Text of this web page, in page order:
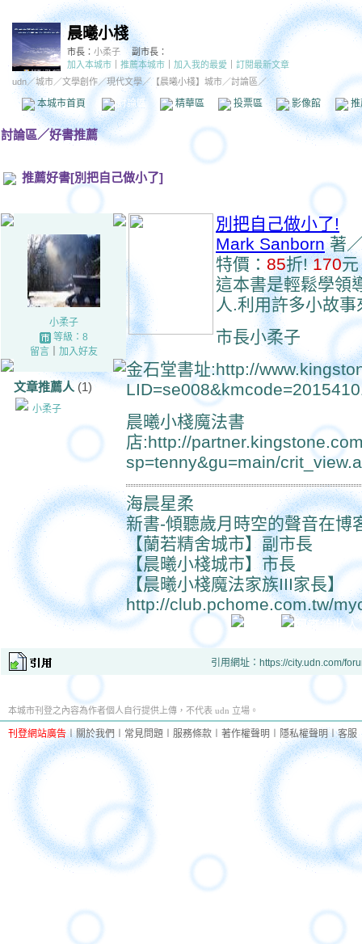
晨曦小棧
市長： 小柔子
副市長：
加入本城市
推薦本城市 加入我的最愛
訂閱最新文章
udn／城市／文學創作／現代文學／【晨曦小棧】城市／討論區／
本城市首頁 討論區 精華區 投票區 影像館
討論區／好書推薦
推薦好書[別把自己做小了]
小柔子
等級：8
留言｜ 加入好友
文章推薦人 (1)
小柔子
別把自己做小了!
Mark Sanborn著
特價： 85折!170
這本書是輕鬆學領
人.利用許多小故
市長小柔子
金石堂書址:http://
晨曦小棧魔法書
店:http://
sp=tenny&gu=main/
海晨星柔
新書-傾聽歲月時空的聲音在博
【蘭若精舍城市】副市長
【晨曦小棧城市】市長
【晨曦小棧魔法家族III家長】
http://club.pchome.com.tw/
引用網址：https://city.udn.com/
本城市刊登之內容為作者個人自行提供上傳，不代表 udn 立場。
刊登網站廣告︱關於我們 ︱常見問題 服務條款 著作權聲明 隱私權聲明︱客服